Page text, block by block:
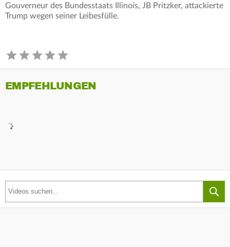
Gouverneur des Bundesstaats Illinois, JB Pritzker, attackierte
Trump wegen seiner Leibesfülle.
EMPFEHLUNGEN